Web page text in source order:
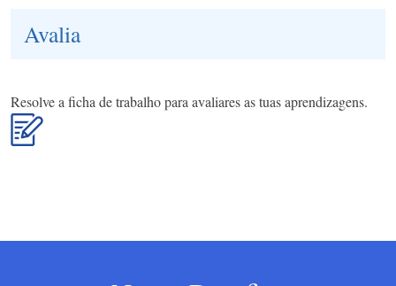
Avalia
Resolve a ficha de trabalho para avaliares as tuas aprendizagens.